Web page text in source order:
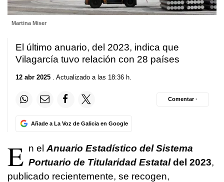
Martina Miser
El último anuario, del 2023, indica que
Vilagarcía tuvo relación con 28 países
12 abr 2025 . Actualizado a las 18:36 h.
Añade a La Voz de Galicia en Google
Comentar ·
E n el Anuario Estadístico del Sistema
Portuario de Titularidad Estataldel 2023,
publicado recientemente, se recogen,